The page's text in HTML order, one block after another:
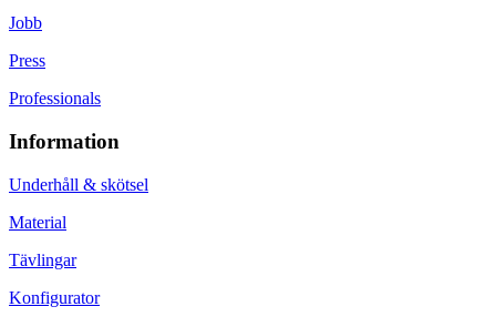
Jobb
Press
Professionals
Information
Underhåll & skötsel
Material
Tävlingar
Konfigurator